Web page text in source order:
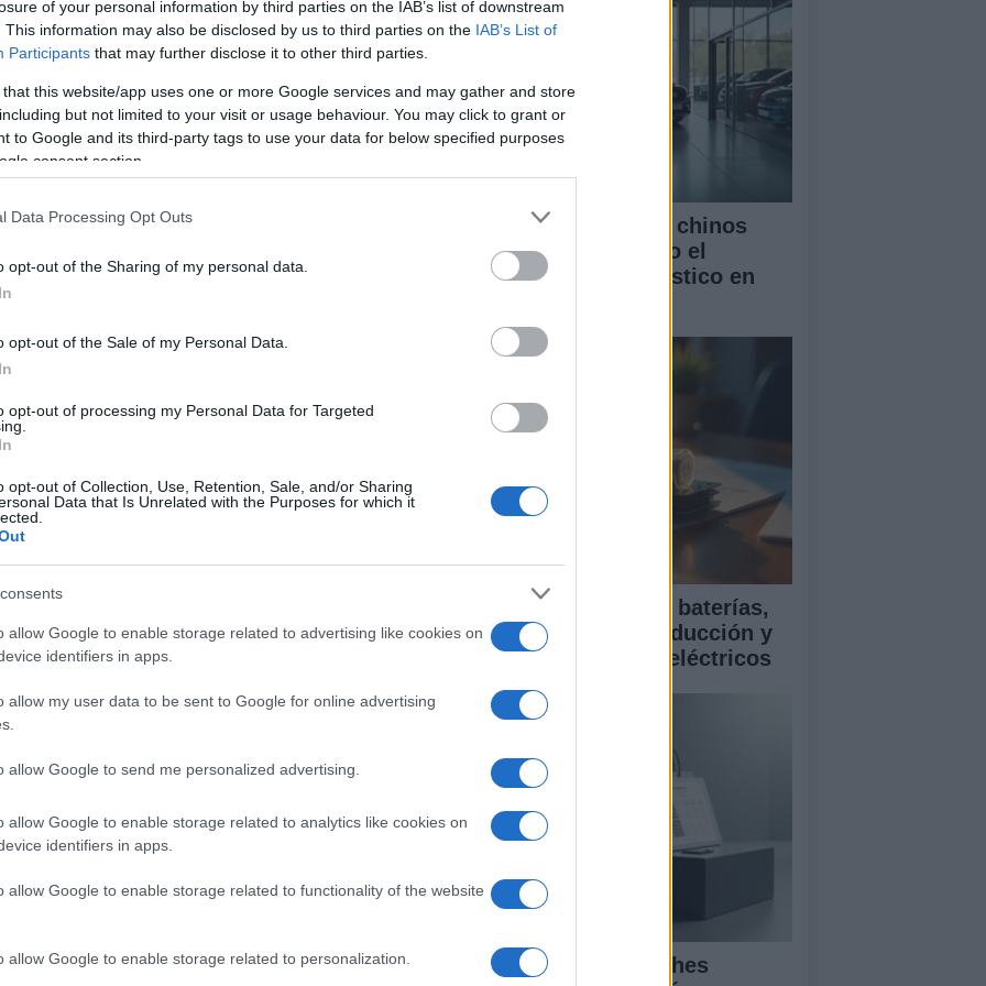
of your personal information by third parties on the IAB’s list of downstream
This information may also be disclosed by us to third parties on the IAB’s List of
Participants that may further disclose it to other third parties.
that this website/app uses one or more Google services and may gather and store
but not limited to your visit or usage behaviour. You may click to grant or
to Google and its third-party tags to use your data for below specified purposes
consent section.
Data Processing Opt Outs
opt-out of the Sharing of my personal data.
opt-out of the Sale of my Personal Data.
opt-out of processing my Personal Data for Targeted
opt-out of Collection, Use, Retention, Sale, and/or Sharing
Data that Is Unrelated with the Purposes for which it
allow Google to enable storage related to advertising like cookies on
identifiers in apps.
allow my user data to be sent to Google for online advertising
allow Google to send me personalized advertising.
allow Google to enable storage related to analytics like cookies on
identifiers in apps.
allow Google to enable storage related to functionality of the website
allow Google to enable storage related to personalization.
Digital en colaboración conRed BullRacing,
en su categoría, y Adrian Newey, experto en
coches de competición, el diseño resultante ofrece
y revolucionaria.
de varias versiones y múltiples modificaciones.
con efecto ala, al que se le incorporaron una
y un potente motor sobrealimentado.
sido un modelo en el túnel de viento, pero os
podrían ser blandos, duros, móviles o con alas
impactantes: 1.
y la capacidad de crear hasta 6 G de aceleración
del ventilador de succión.
llegó a la Fórmula 1 fue a finales de los años
consiste en emplear un gran ventilador para
reduciendo con ello la presión y generando un
Cómo los vehículos chinos
están transformando el
mercado automovilístico en
Guía para comparar baterías,
asistencias a la conducción y
garantía en coches eléctricos
Comparativa de coches